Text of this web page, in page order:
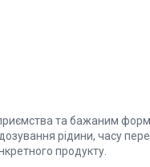
та бажаним
рідини, часу
продукту.